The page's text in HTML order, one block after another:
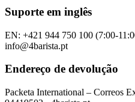
Suporte em inglês
EN: +421 944 750 100 (7:00-
info@4barista.pt
Endereço de devolução
Packeta International – Correos